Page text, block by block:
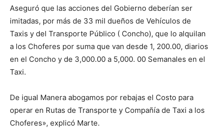
Aseguró que las acciones del Gobierno deberían ser
imitadas, por más de 33 mil dueños de Vehículos de
Taxis y del Transporte Público ( Concho), que lo alquilan
a los Choferes por suma que van desde 1, 200.00, diarios
en el Concho y de 3,000.00 a 5,000. 00 Semanales en el
Taxi.
De igual Manera abogamos por rebajas el Costo para
operar en Rutas de Transporte y Compañía de Taxi a los
Choferes», explicó Marte.